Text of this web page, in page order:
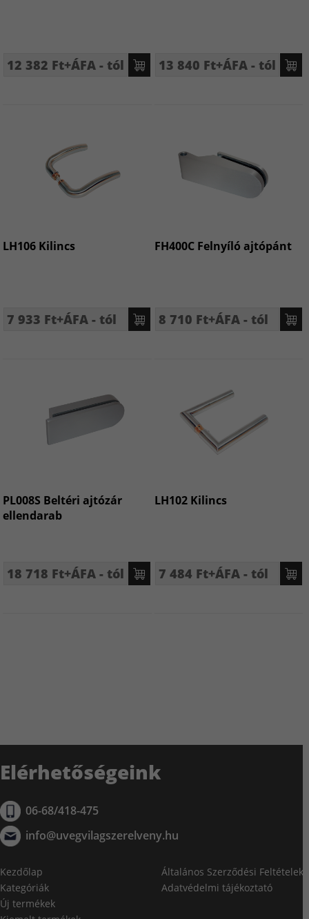
12 382 Ft+ÁFA - tól 13 840 Ft+ÁFA - tól
LH106 Kilincs
7 933 Ft+ÁFA - tól
FH400C Felnyíló ajtópánt
8 710 Ft+ÁFA - tól
PL008S Beltéri ajtózár
ellendarab
18 718 Ft+ÁFA - tól
LH102 Kilincs
7 484 Ft+ÁFA - tól
Elérhetőségeink
06-68/418-475
info@uvegvilagszerelveny.hu
Kezdőlap
Kategóriák
Új termékek
Általános Szerződési Feltételek
Adatvédelmi tájékoztató